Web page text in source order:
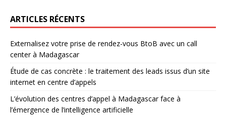
ARTICLES RÉCENTS
Externalisez votre prise de rendez-vous BtoB avec un call
center à Madagascar
Étude de cas concrète : le traitement des leads issus d’un site
internet en centre d’appels
L’évolution des centres d’appel à Madagascar face à
l’émergence de l’intelligence artificielle